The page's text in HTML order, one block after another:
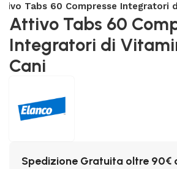
Tabs 60 Compresse Integratori
Attivo Tabs 60
Integratori di
Cani
Spedizione Gratuita oltre 90€